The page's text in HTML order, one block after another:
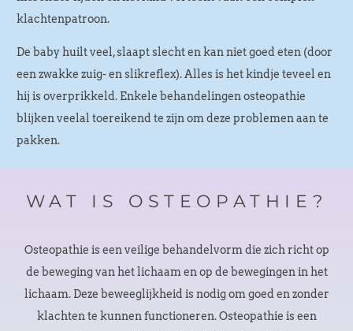
klachtenpatroon.
De baby huilt veel, slaapt slecht en kan niet goed eten (door
een zwakke zuig- en slikreflex). Alles is het kindje teveel en
hij is overprikkeld. Enkele behandelingen osteopathie
blijken veelal toereikend te zijn om deze problemen aan te
pakken.
WAT IS OSTEOPATHIE?
Osteopathie is een veilige behandelvorm die zich richt op
de beweging van het lichaam en op de bewegingen in het
lichaam. Deze beweeglijkheid is nodig om goed en zonder
klachten te kunnen functioneren. Osteopathie is een